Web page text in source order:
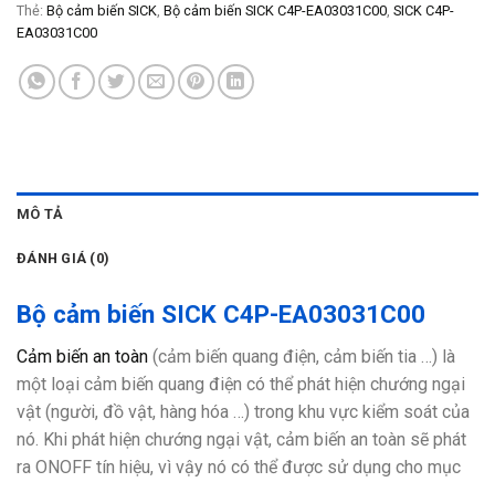
Thẻ: Bộ cảm biến SICK Bộ cảm biến SICK C4P-EA03031C00 SICK C4P-
EA03031C00
MÔ TẢ
ĐÁNH GIÁ (0)
Bộ cảm biến SICK C4P-EA03031C00
Cảm biến an toàn (cảm biến quang điện, cảm biến tia …) là
một loại cảm biến quang điện có thể phát hiện chướng ngại
vật (người, đồ vật, hàng hóa …) trong khu vực kiểm soát của
nó. Khi phát hiện chướng ngại vật, cảm biến an toàn sẽ phát
ra ONOFF tín hiệu, vì vậy nó có thể được sử dụng cho mục